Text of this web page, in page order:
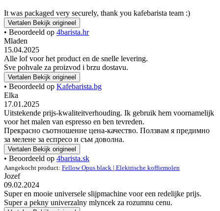
It was packaged very securely, thank you kafebarista team :)
Vertalen Bekijk origineel
• Beoordeeld op 4barista.hr
Mladen
15.04.2025
Alle lof voor het product en de snelle levering.
Sve pohvale za proizvod i brzu dostavu.
Vertalen Bekijk origineel
• Beoordeeld op Kafebarista.bg
Elka
17.01.2025
Uitstekende prijs-kwaliteitverhouding. Ik gebruik hem voornamelijk
voor het malen van espresso en ben tevreden.
Прекрасно съотношение цена-качество. Ползвам я предимно
за мелене за еспресо и съм доволна.
Vertalen Bekijk origineel
• Beoordeeld op 4barista.sk
Aangekocht product: Fellow Opus black | Elektrische koffiemolen
Jozef
09.02.2024
Super en mooie universele slijpmachine voor een redelijke prijs.
Super a pekny univerzalny mlyncek za rozumnu cenu.